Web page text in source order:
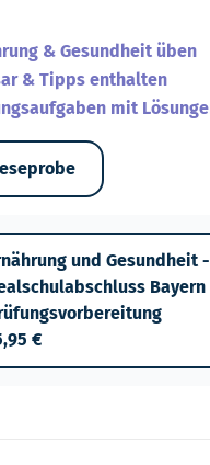
& Gesundheit üben
& Tipps enthalten
mit
und Gesundheit -
Bayern
€